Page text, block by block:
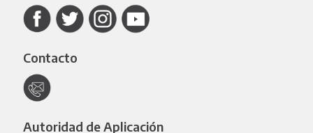
Contacto
Autoridad de Aplicación